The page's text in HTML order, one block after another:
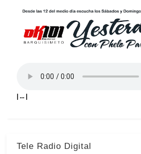
| ... |
Tele Radio Digital